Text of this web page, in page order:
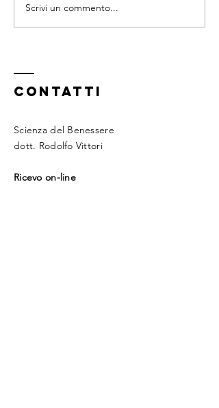
Quando e
come
Scrivi un commento...
CONTATTI
Scienza del Benessere
dott. Rodolfo Vittori
Ricevo on-line